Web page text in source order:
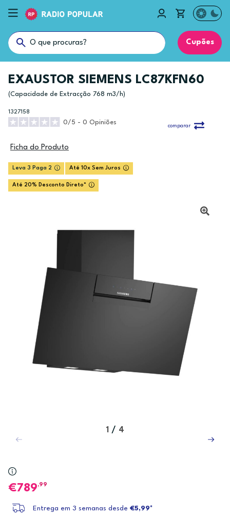
Cupões
EXAUSTOR SIEMENS LC87KFN60
(Capacidade de Extracção 768 m3/h)
1327158
0/5 - 0 Opiniões
comparar
Ficha do Produto
Leva 3 Paga 2 Até 10x Sem Juros
Até 20% Desconto Direto*
1 / 4
789,99
Entrega em 3 semanas desde €5,99*